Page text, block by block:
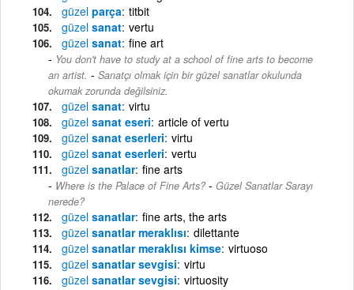
güzel parça titbit
güzel sanat vertu
güzel sanat fine art
You don't have to study at a school of fine arts to become
an artist. - Sanatçı olmak için bir güzel sanatlar okulunda
okumak zorunda değilsiniz.
güzel sanat virtu
güzel sanat eseri article of vertu
güzel sanat eserleri virtu
güzel sanat eserleri vertu
güzel sanatlar fine arts
Where is the Palace of Fine Arts? - Güzel Sanatlar Sarayı
nerede?
güzel sanatlar fine arts, the arts
güzel sanatlar meraklısı dilettante
güzel sanatlar meraklısı kimse virtuoso
güzel sanatlar sevgisi virtu
güzel sanatlar sevgisi virtuosity